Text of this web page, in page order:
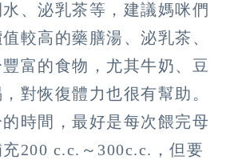
、泌乳茶等，建議媽咪們
較高的藥膳湯、泌乳茶、
富的食物，尤其牛奶、豆
對恢復體力也很有幫助。
時間，最好是每次餵完母
200 c.c.～300c.c.，但要